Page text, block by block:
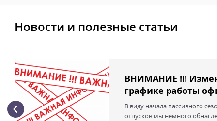
Новости и полезные статьи
ВНИМАНИЕ !!!
графике работы
В виду начала пассивного
отпусков мы немного